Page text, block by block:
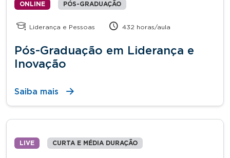
ONLINE PÓS-GRADUAÇÃO
Liderança e Pessoas 432 horas/aula
Pós-Graduação em Liderança e
Inovação
Saiba mais
LIVE CURTA E MÉDIA DURAÇÃO